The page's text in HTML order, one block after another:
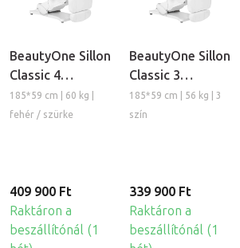
BeautyOne Sillon
Classic 4
elektromos
kozmetikai
185*59 cm | 60 kg |
fehér / szürke
409 900 Ft
Raktáron a
beszállítónál (1
BeautyOne Sillon
Classic 3
elektromos
kozmetikai
185*59 cm | 56 kg | 3
szín
339 900 Ft
Raktáron a
beszállítónál (1